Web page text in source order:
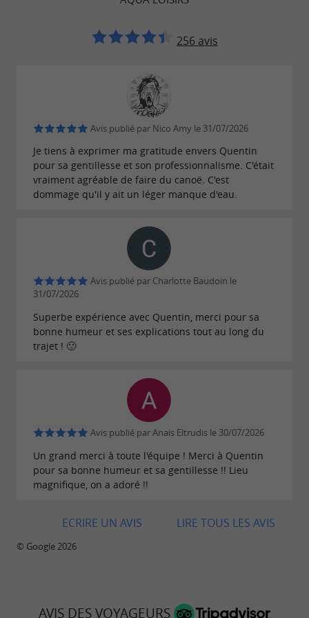
se dévoile sous vos yeux et prenez le temps de
glisser tranquillement sur l'eau pour apprécier
sa sérénité. Votre voiture se trouve sur le lieu
horairepour rentrer.
Aqua Loisirs, des moments aquatiques
inoubliables à partager
Anniversaire, enterrement de vie de célibataire,
retrouvailles entre amis, team-building ou
départ en retraite, ne manquez pas une
occasion de vous amuser !Accessible aux
Loisirs est la base nautique idéale pour se
vivre un bon moment de
complicité. Rafting, canoë, kayak, paddle ou
descente encadrée pour découvrir la beauté des
Gorges du Tarn,les formules sont adaptées à
votre demande , et à votre budget. L'ambiance
détendue de l'équipe contribue au plaisir que
guidés par des
Pour une étape plus confortable Canöe 2000
256 avis
Avis publié par Nico Amy le 31/07/2026
Je tiens à exprimer ma gratitude envers Quentin
pour sa gentillesse et son professionnalisme. C'était
vraiment agréable de faire du canoë. C'est
dommage qu'il y ait un léger manque d'eau.
Avis publié par Charlotte Baudoin le
31/07/2026
Superbe expérience avec Quentin, merci pour sa
bonne humeur et ses explications tout au long du
trajet ! 🙂
Avis publié par Anais Eltrudis le 30/07/2026
Un grand merci à toute l'équipe ! Merci à Quentin
pour sa bonne humeur et sa gentillesse !! Lieu
magnifique, on a adoré !!
LIRE TOUS LES AVIS
ECRIRE UN AVIS
© Google 2026
AVIS DES VOYAGEURS